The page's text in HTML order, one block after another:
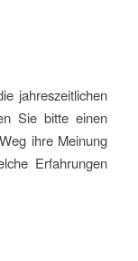
jahreszeitlichen
Sie bitte einen
ihre Meinung
Erfahrungen